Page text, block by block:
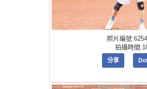
照片編號
拍攝時間
分享